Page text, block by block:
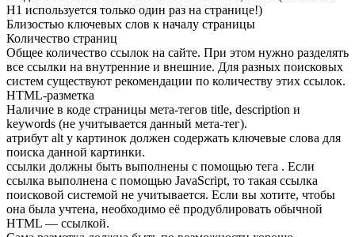
H1 используется только один раз на странице!)
Близостью ключевых слов к началу страницы
Количество страниц
Общее количество ссылок на сайте. При этом нужно разделять
все ссылки на внутренние и внешние. Для разных поисковых
систем существуют рекомендации по количеству этих ссылок.
HTML-разметка
Наличие в коде страницы мета-тегов title, description и
keywords (не учитывается данный мета-тег).
атрибут alt у картинок должен содержать ключевые слова для
поиска данной картинки.
ссылки должны быть выполнены с помощью тега . Если
ссылка выполнена с помощью JavaScript, то такая ссылка
поисковой системой не учитывается. Если вы хотите, чтобы
она была учтена, необходимо её продублировать обычной
HTML — ссылкой.